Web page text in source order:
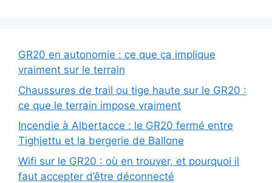
GR20 en autonomie : ce que ça implique
vraiment sur le terrain
Chaussures de trail ou tige haute sur le GR20 :
ce que le terrain impose vraiment
Incendie à Albertacce : le GR20 fermé entre
Tighjettu et la bergerie de Ballone
Wifi sur le GR20 : où en trouver, et pourquoi il
faut accepter d’être déconnecté